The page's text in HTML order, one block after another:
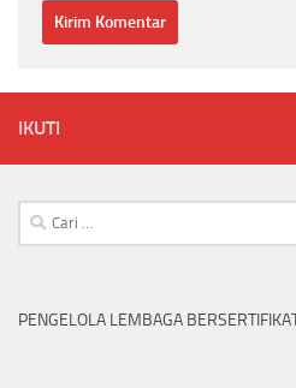
IKUTI
Cari
untuk:
PENGELOLA LEMBAGA